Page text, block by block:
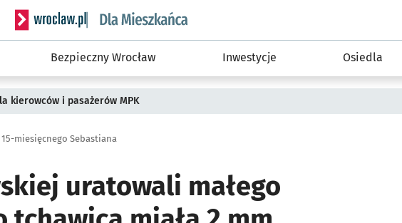
Serwis informacyjny wroclaw.pl podserwis: Dla mieszkańca
Bezpieczny Wrocław Inwestycje Osiedla
kierowców i pasażerów MPK
miesięcnego Sebastiana
uratowali małego